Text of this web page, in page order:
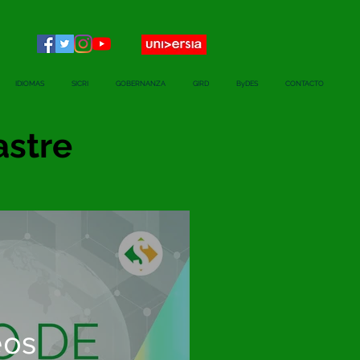
IDIOMAS SICRI GOBERNANZA GIRD ByDES CONTACTO